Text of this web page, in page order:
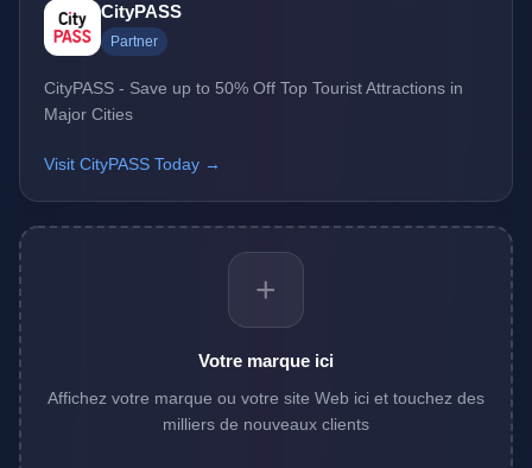
CityPASS
Partner
CityPASS - Save up to 50% Off Top Tourist Attractions in
Major Cities
Visit CityPASS Today →
+
Votre marque ici
Affichez votre marque ou votre site Web ici et touchez des
milliers de nouveaux clients